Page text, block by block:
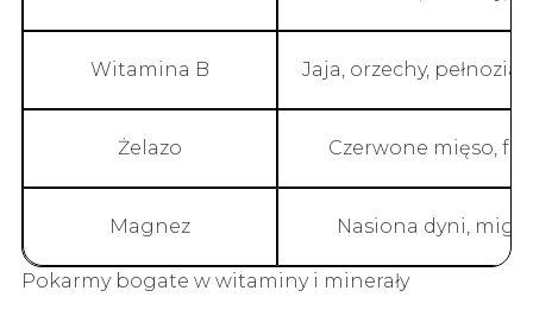
Witamina B Jaja, orzechy,
Żelazo Czerwone mięso,
Magnez Nasiona dyni,
Pokarmy bogate w witaminy i minerały